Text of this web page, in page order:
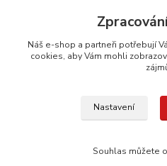
+420 606 622 002
eshopmb@seznam.cz
© Copyright
Náš e-shop a partneři potřebují
cookies, aby Vám mohli
Nastavení
Souhlas můžete